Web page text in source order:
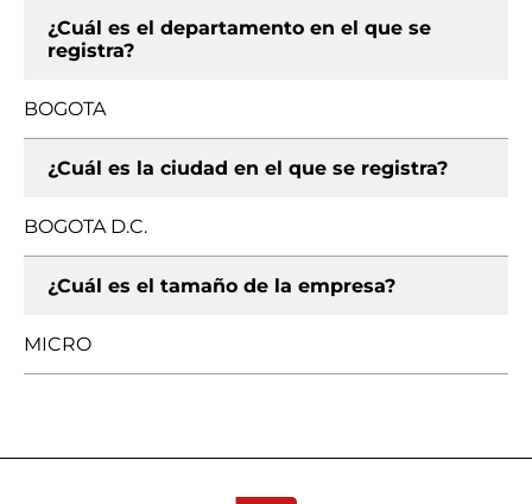
¿Cuál es el departamento en el que se
registra?
BOGOTA
¿Cuál es la ciudad en el que se registra?
BOGOTA D.C.
¿Cuál es el tamaño de la empresa?
MICRO